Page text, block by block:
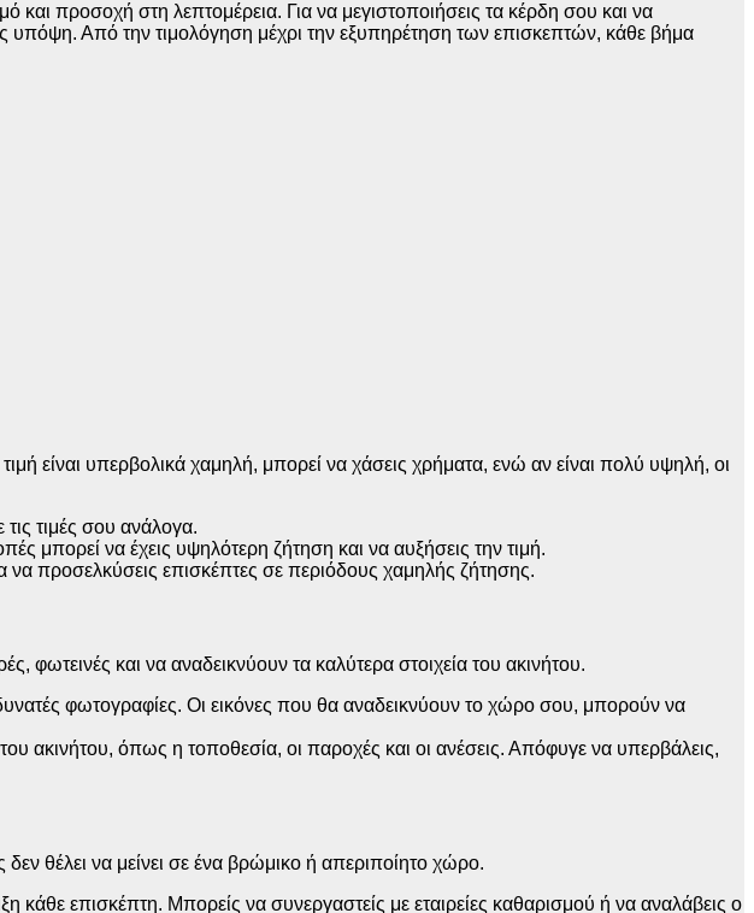
και προσοχή στη λεπτομέρεια. Για να μεγιστοποιήσεις τα κέρδη σου και να
υπόψη. Από την τιμολόγηση μέχρι την εξυπηρέτηση των επισκεπτών, κάθε βήμα
είναι υπερβολικά χαμηλή, μπορεί να χάσεις χρήματα, ενώ αν είναι πολύ υψηλή, οι
τιμές σου ανάλογα.
μπορεί να έχεις υψηλότερη ζήτηση και να αυξήσεις την τιμή.
να προσελκύσεις επισκέπτες σε περιόδους χαμηλής ζήτησης.
και να αναδεικνύουν τα καλύτερα στοιχεία του ακινήτου.
φωτογραφίες. Οι εικόνες που θα αναδεικνύουν το χώρο σου, μπορούν να
ακινήτου, όπως η τοποθεσία, οι παροχές και οι ανέσεις. Απόφυγε να υπερβάλεις,
θέλει να μείνει σε ένα βρώμικο ή απεριποίητο χώρο.
κάθε επισκέπτη. Μπορείς να συνεργαστείς με εταιρείες καθαρισμού ή να αναλάβεις ο